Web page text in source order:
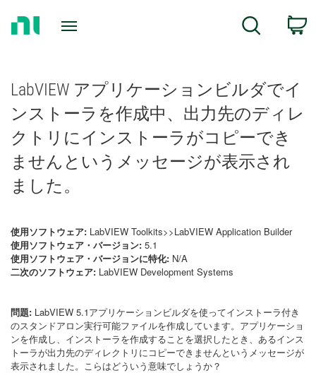
Search
LabVIEW アプリケーションビルダでイ
ンストーラを作成中、出力先のディレ
クトリにインストーラがコピーでき
ませんというメッセージが表示され
ました。
使用ソフトウェア: LabVIEW Toolkits>>LabVIEW Application Builder
使用ソフトウェア・バージョン: 5.1
使用ソフトウェア・バージョンに特化: N/A
二次のソフトウェア: LabVIEW Development Systems
問題: LabVIEW 5.1アプリケーションビルダを使ってインストーラ付き
のスタンドアロン実行可能ファイルを作成しています。アプリケーショ
ンを作成し、インストーラを作成することを選択したとき、あるインス
トーラが出力先のディレクトリにコピーできませんというメッセージが
表示されました。こらはどういう意味でしょうか？